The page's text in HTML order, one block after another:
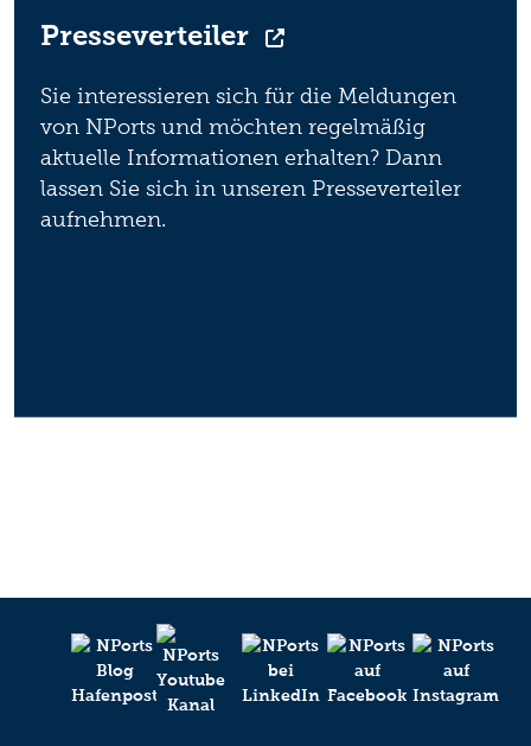
Presseverteiler
Sie interessieren sich für die Meldungen
von NPorts und möchten regelmäßig
aktuelle Informationen erhalten? Dann
lassen Sie sich in unseren Presseverteiler
aufnehmen.